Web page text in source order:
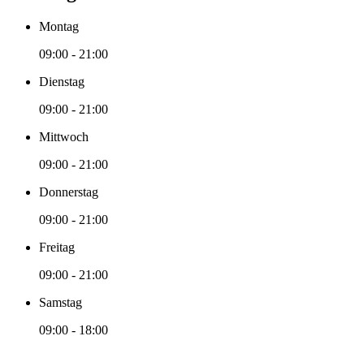
Montag
09:00 - 21:00
Dienstag
09:00 - 21:00
Mittwoch
09:00 - 21:00
Donnerstag
09:00 - 21:00
Freitag
09:00 - 21:00
Samstag
09:00 - 18:00